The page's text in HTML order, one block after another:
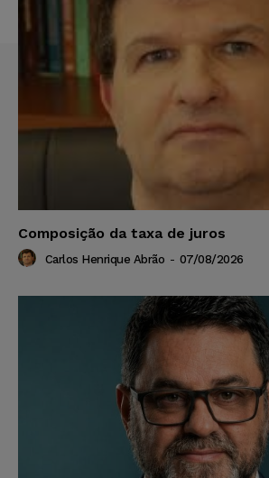
Composição da taxa de juros
Carlos Henrique Abrão - 07/08/2026